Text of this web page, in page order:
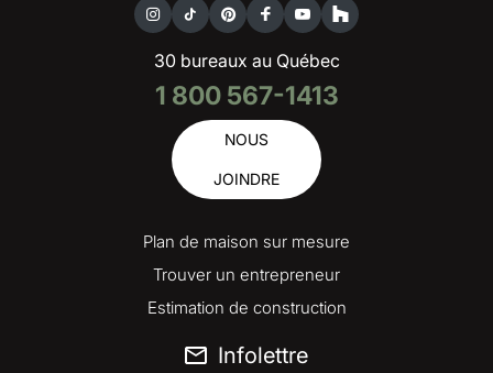
30 bureaux au Québec
1 800 567-1413
NOUS
JOINDRE
Plan de maison sur mesure
Trouver un entrepreneur
Estimation de construction
Infolettre